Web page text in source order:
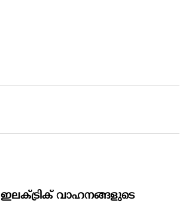
ഇലക്ട്രിക് വാഹനങ്ങളുടെ